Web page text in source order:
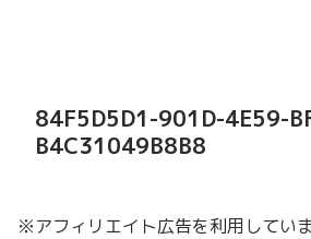
84F5D5D1-901D-4E59-
B4C31049B8B8
※アフィリエイト広告を利用していま